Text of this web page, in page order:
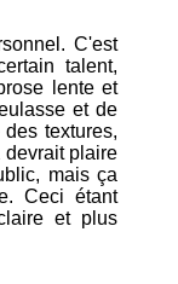
C'est
talent,
lente et
et de
textures,
devrait plaire
mais ça
Ceci étant
et plus